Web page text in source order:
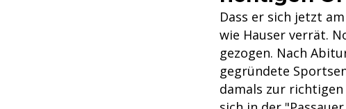
Dass er sich jetzt
wie Hauser verrät.
gezogen. Nach
gegründete
damals zur